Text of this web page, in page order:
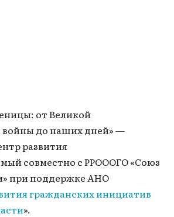
от Великой
войны до наших дней» —
развития
совместно с РРОООГО «Союз
при поддержке АНО
гражданских инициатив
».